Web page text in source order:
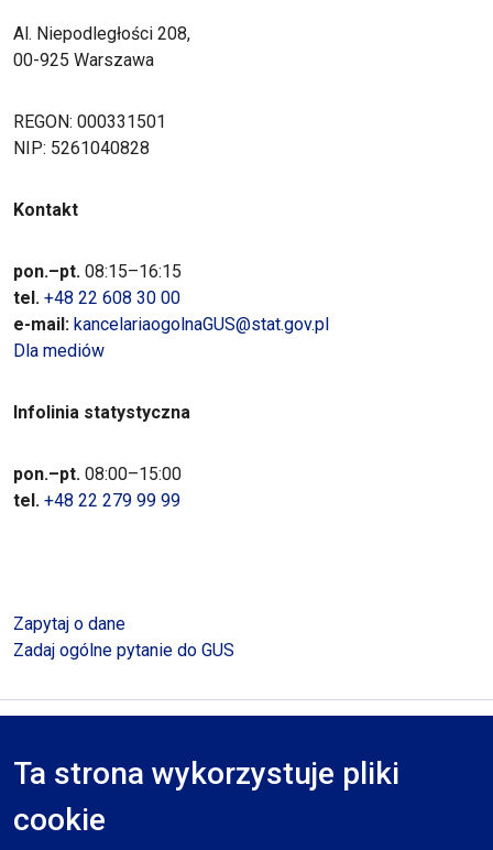
Ta strona wykorzystuje pliki
cookie
Al. Niepodległości 208,
00-925 Warszawa
REGON: 000331501
NIP: 5261040828
Kontakt
pon.–pt. 08:15–16:15
tel. +48 22 608 30 00
e-mail: kancelariaogolnaGUS@stat.gov.pl
Dla mediów
Infolinia statystyczna
pon.–pt. 08:00–15:00
tel. +48 22 279 99 99
Zapytaj o dane
Zadaj ogólne pytanie do GUS
RODO